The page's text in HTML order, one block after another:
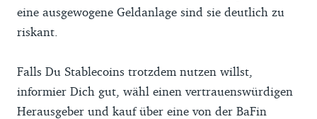
eine ausgewogene Geldanlage sind sie deutlich zu
riskant.
Falls Du Stablecoins trotzdem nutzen willst,
informier Dich gut, wähl einen vertrauenswürdigen
Herausgeber und kauf über eine von der BaFin